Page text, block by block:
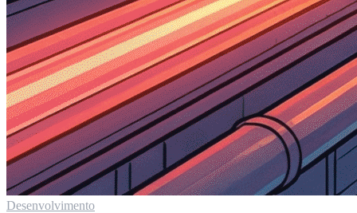
Desenvolvimento